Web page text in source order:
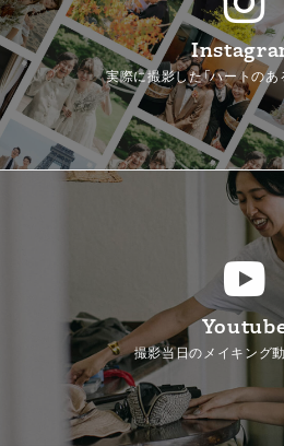
実際に撮影した「ハートのあ
撮影当日のメイキング